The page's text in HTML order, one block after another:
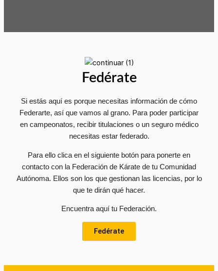
Fedérate
Si estás aquí es porque necesitas información de cómo
Federarte, así que vamos al grano. Para poder participar
en campeonatos, recibir titulaciones o un seguro médico
necesitas estar federado.
Para ello clica en el siguiente botón para ponerte en
contacto con la Federación de Kárate de tu Comunidad
Autónoma. Ellos son los que gestionan las licencias, por lo
que te dirán qué hacer.
Encuentra aquí tu Federación.
Fedérate